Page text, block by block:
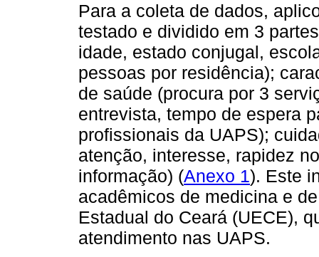
Para a coleta de dados,
testado e dividido em 3
idade, estado conjugal,
pessoas por residência);
de saúde (procura por 3
entrevista, tempo de espera
profissionais da UAPS);
atenção, interesse, rapidez
informação) (Anexo 1). Este
acadêmicos de medicina e
Estadual do Ceará (UECE),
atendimento nas UAPS.